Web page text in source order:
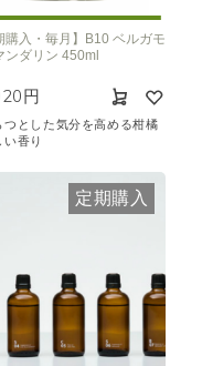
購入・毎月】B10 ベルガモ
ンダリン 450ml
円
つとした気分を高める柑橘
い香り
定期購入